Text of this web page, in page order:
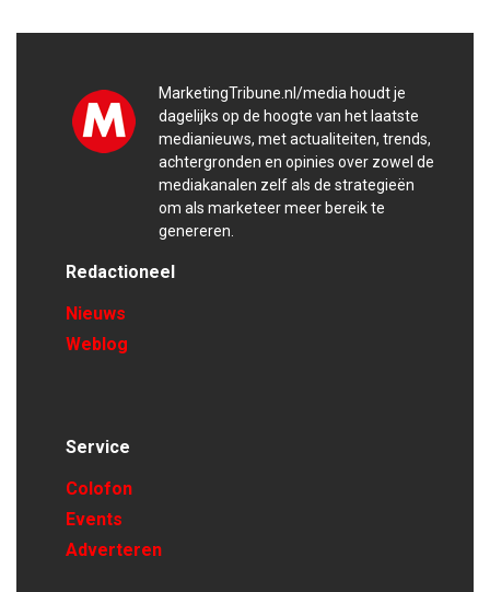
MarketingTribune.nl/media houdt je
dagelijks op de hoogte van het laatste
medianieuws, met actualiteiten, trends,
achtergronden en opinies over zowel de
mediakanalen zelf als de strategieën
om als marketeer meer bereik te
genereren.
Redactioneel
Nieuws
Weblog
Service
Colofon
Events
Adverteren